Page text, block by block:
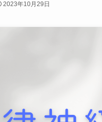
2023年10月29日